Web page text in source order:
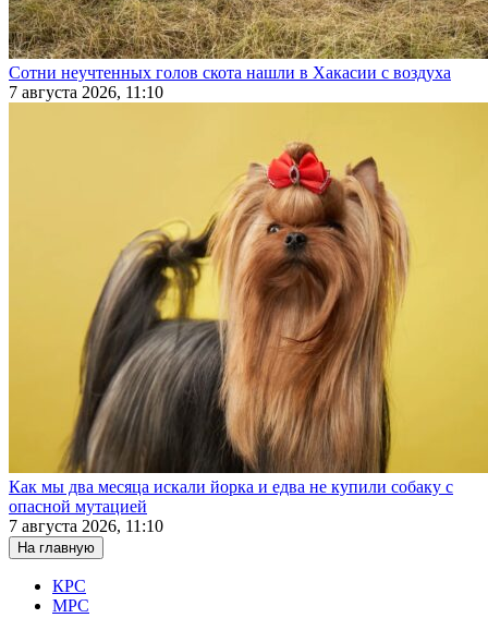
Сотни неучтенных голов скота нашли в Хакасии с воздуха
7 августа 2026, 11:10
Как мы два месяца искали йорка и едва не купили собаку с
опасной мутацией
7 августа 2026, 11:10
На главную
КРС
МРС